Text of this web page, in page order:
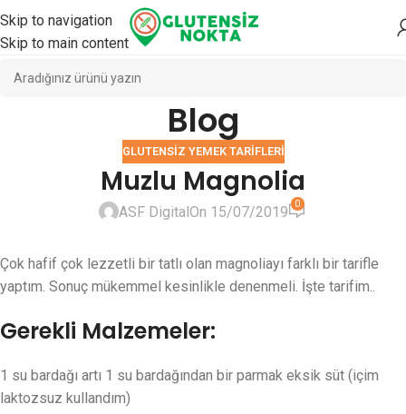
Skip to navigation
Skip to main content
Blog
GLUTENSIZ YEMEK TARIFLERI
Muzlu Magnolia
ASF DigitalOn 15/07/2019 0
Çok hafif çok lezzetli bir tatlı olan magnoliayı farklı bir tarifle
yaptım. Sonuç mükemmel kesinlikle denenmeli. İşte tarifim..
Gerekli Malzemeler:
1 su bardağı artı 1 su bardağından bir parmak eksik süt (içim
laktozsuz kullandım)